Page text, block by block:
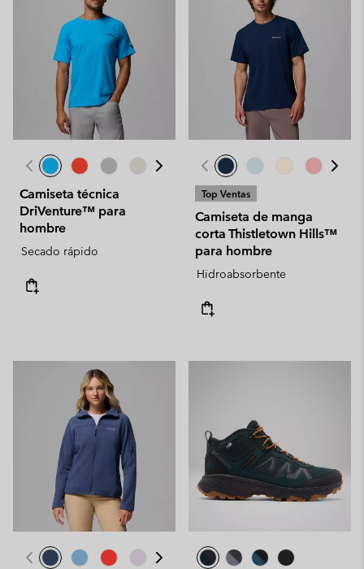
Camiseta técnica
DriVenture™ para
hombre
Secado rápido
Top Ventas
Camiseta de manga
corta Thistletown Hills™
para hombre
Hidroabsorbente